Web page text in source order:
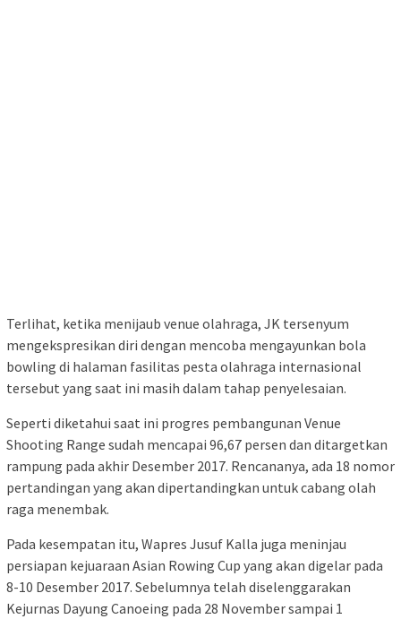
Terlihat, ketika menijaub venue olahraga, JK tersenyum
mengekspresikan diri dengan mencoba mengayunkan bola
bowling di halaman fasilitas pesta olahraga internasional
tersebut yang saat ini masih dalam tahap penyelesaian.
Seperti diketahui saat ini progres pembangunan Venue
Shooting Range sudah mencapai 96,67 persen dan ditargetkan
rampung pada akhir Desember 2017. Rencananya, ada 18 nomor
pertandingan yang akan dipertandingkan untuk cabang olah
raga menembak.
Pada kesempatan itu, Wapres Jusuf Kalla juga meninjau
persiapan kejuaraan Asian Rowing Cup yang akan digelar pada
8-10 Desember 2017. Sebelumnya telah diselenggarakan
Kejurnas Dayung Canoeing pada 28 November sampai 1